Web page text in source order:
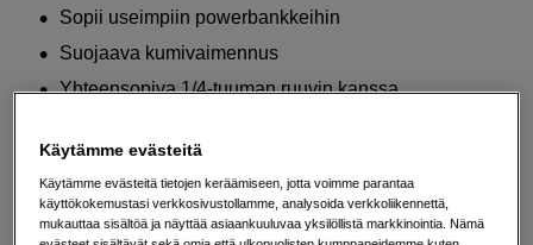
Sopii useimpiin powerbankkeihin
Suojaava kumivaimennus
Yhteensopiva 1/4-tuuman ruuvin kanssa
27 EUR
Käytämme evästeitä
Käytämme evästeitä tietojen keräämiseen, jotta voimme parantaa
käyttökokemustasi verkkosivustollamme, analysoida verkkoliikennettä,
mukauttaa sisältöä ja näyttää asiaankuuluvaa yksilöllistä markkinointia. Nämä